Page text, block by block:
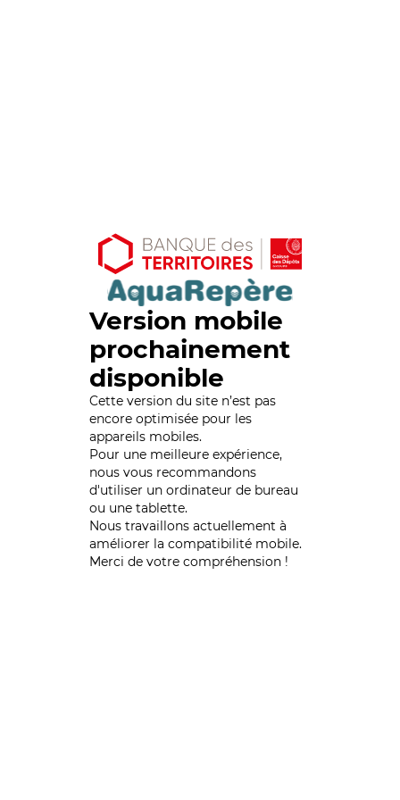
Version mobile
prochainement
disponible
Cette version du site n’est pas
encore optimisée pour les
appareils mobiles.
Pour une meilleure expérience,
nous vous recommandons
d'utiliser un ordinateur de bureau
ou une tablette.
Nous travaillons actuellement à
améliorer la compatibilité mobile.
Merci de votre compréhension !